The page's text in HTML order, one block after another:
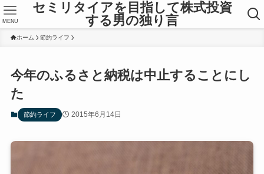
セミリタイアを目指して株式投資
する男の独り言
MENU
ホーム 節約ライフ
今年のふるさと納税は中止することにし
た
節約ライフ 2015年6月14日